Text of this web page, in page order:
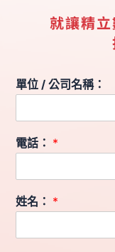
就讓精
單位 / 公司名稱：
電話： *
姓名： *